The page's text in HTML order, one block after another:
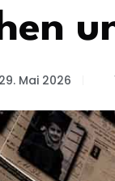
29. Mai 2026